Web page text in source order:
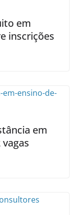
em
inscrições
em